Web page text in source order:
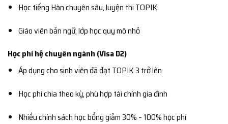
Học tiếng Hàn chuyên sâu, luyện thi TOPIK
Giáo viên bản ngữ, lớp học quy mô nhỏ
Học phí hệ chuyên ngành (Visa D2)
Áp dụng cho sinh viên đã đạt TOPIK 3 trở lên
Học phí chia theo kỳ, phù hợp tài chính gia đình
Nhiều chính sách học bổng giảm 30% – 100% học phí